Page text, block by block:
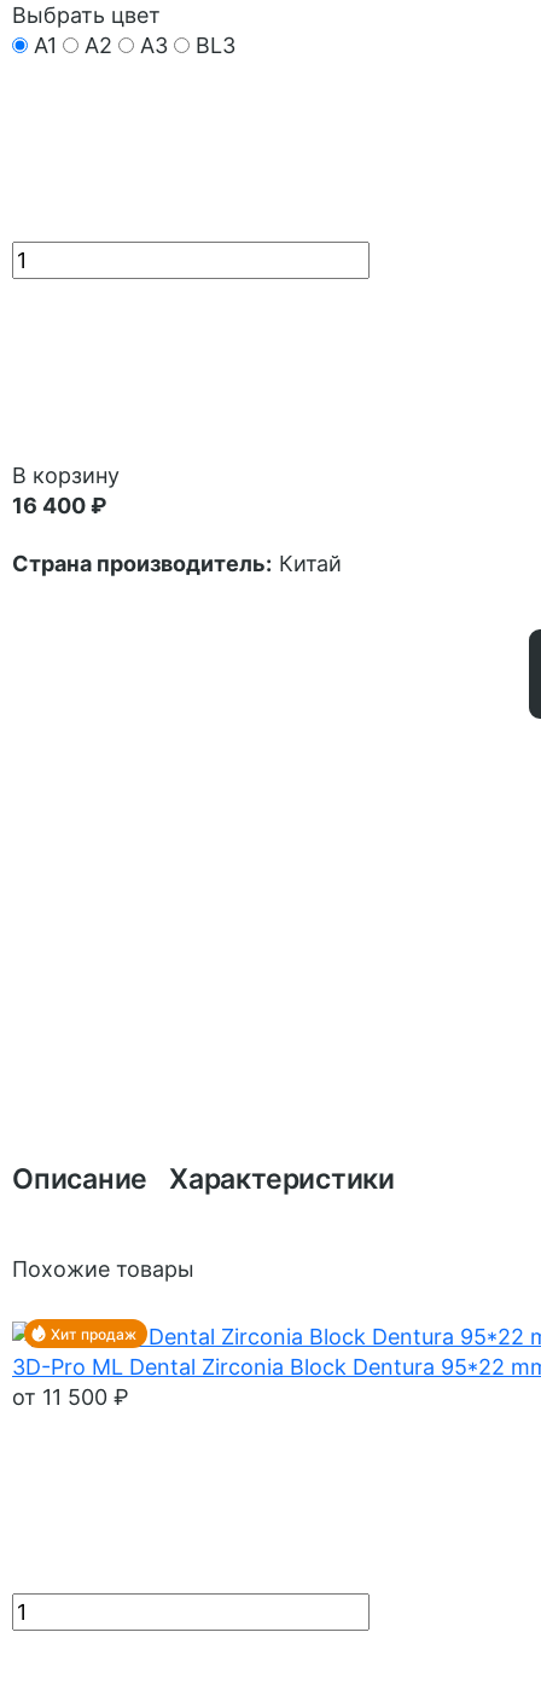
Выбрать цвет
A1
A2 A3 BL3
В корзину
16 400 ₽
Страна производитель: Китай
Описание Характеристики
Похожие товары
Хит продаж
3D-Pro ML Dental Zirconia Block Dentura 95*22
от 11 500 ₽